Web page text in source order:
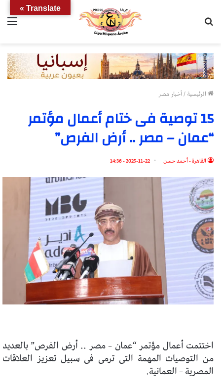
الرئيسية/أخبار مصر
15 توصية فى ختام أعمال مؤتمر
“عمان – مصر .. أرض الفرص”
القاهرة - أحمد حسن 2025-11-22 - 14:36
اختتمت أعمال مؤتمر “عمان – مصر .. أرض الفرص” بالعديد
من التوصيات المهمة التى ترمى فى سبيل تعزيز العلاقات
المصرية – العمانية.
Translate »